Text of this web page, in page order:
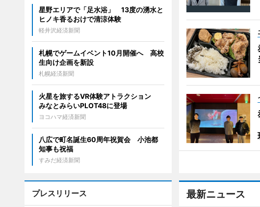
最新ニュース
星野エリアで「足水浴」 13度の湧水と
ヒノキ香るおけで清涼体験
軽井沢経済新聞
札幌でゲームイベント10月開催へ 高校
生向け企画を新設
札幌経済新聞
火星を旅するVR体験アトラクション
みなとみらいPLOT48に登場
ヨコハマ経済新聞
八広で町名誕生60周年祝賀会 小池都
知事も祝福
すみだ経済新聞
プレスリリース